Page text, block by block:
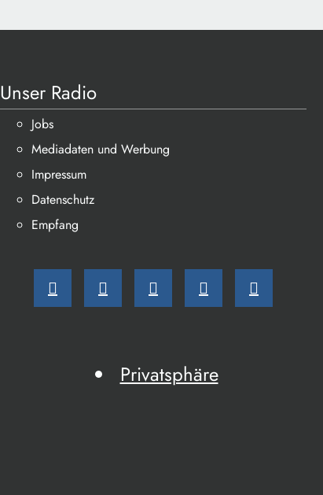
Unser Radio
Jobs
Mediadaten und Werbung
Impressum
Datenschutz
Empfang
Privatsphäre